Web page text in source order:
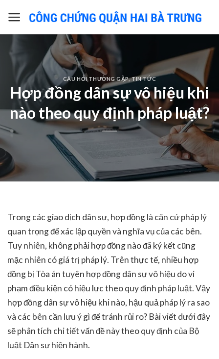
CÂU HỎI THƯỜNG GẶP,TIN TỨC
Hợp đồng dân sự vô hiệu khi
nào theo quy định pháp luật?
Trong các giao dịch dân sự, hợp đồng là căn cứ pháp lý
quan trọng để xác lập quyền và nghĩa vụ của các bên.
Tuy nhiên, không phải hợp đồng nào đã ký kết cũng
mặc nhiên có giá trị pháp lý. Trên thực tế, nhiều hợp
đồng bị Tòa án tuyên hợp đồng dân sự vô hiệu do vi
phạm điều kiện có hiệu lực theo quy định pháp luật. Vậy
hợp đồng dân sự vô hiệu khi nào, hậu quả pháp lý ra sao
và các bên cần lưu ý gì để tránh rủi ro? Bài viết dưới đây
sẽ phân tích chi tiết vấn đề này theo quy định của Bộ
luật Dân sự hiện hành.